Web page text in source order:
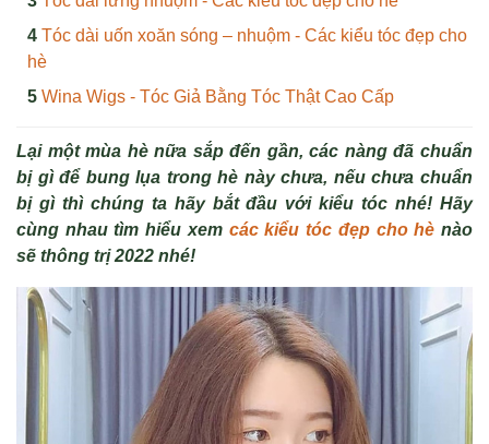
Tóc dài uốn xoăn sóng – nhuộm - Các kiểu tóc đẹp cho
hè
Wina Wigs - Tóc Giả Bằng Tóc Thật Cao Cấp
Lại một mùa hè nữa sắp đến gần, các nàng đã chuẩn
bị gì để bung lụa trong hè này chưa, nếu chưa chuẩn
bị gì thì chúng ta hãy bắt đầu với kiểu tóc nhé! Hãy
cùng nhau tìm hiểu xem các kiểu tóc đẹp cho hènào
sẽ thông trị 2022 nhé!